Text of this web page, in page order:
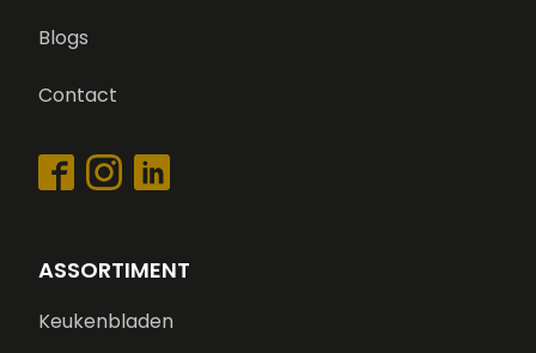
Blogs
Contact
ASSORTIMENT
Keukenbladen